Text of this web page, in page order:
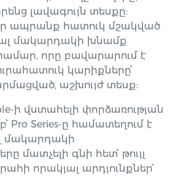
լավագույն տեսքը:
ապրանք հատուկ մշակված
մակարդակի խնամք
որը բավարարում է
կարիքները՝
աշխույժ տեսք:
ի վստահելի փորձառության
Pro Series-ը համատեղում է
մակարդակի
մատչելի գնի հետ՝ թույլ
որակյալ արդյունքներ՝